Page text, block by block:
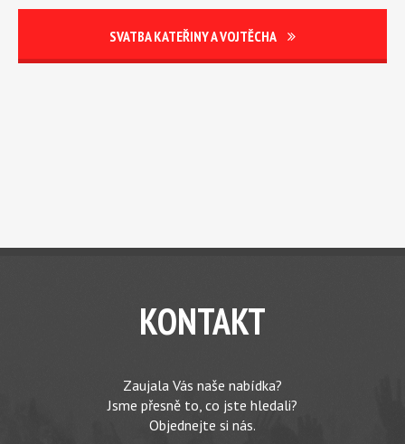
SVATBA KATEŘINY A VOJTĚCHA
KONTAKT
Zaujala Vás naše nabídka?
Jsme přesně to, co jste hledali?
Objednejte si nás.